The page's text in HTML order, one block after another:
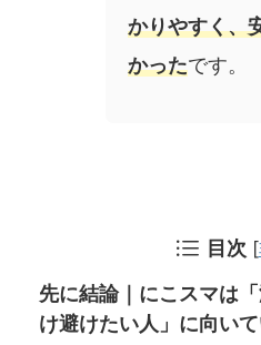
かりやすく、
かったです。
目次 [
先に結論｜にこスマは
け避けたい人」に向い